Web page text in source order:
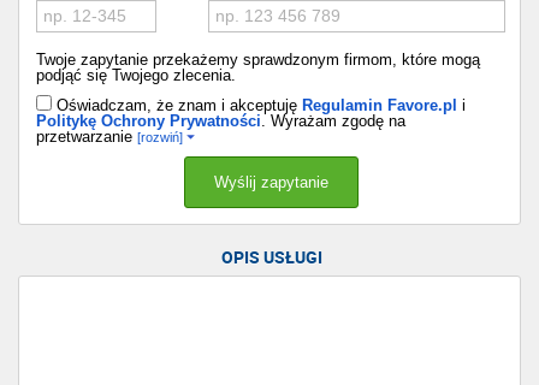
Twoje zapytanie przekażemy sprawdzonym firmom, które mogą
podjąć się Twojego zlecenia.
Oświadczam, że znam i akceptuję Regulamin Favore.pl i
Politykę Ochrony Prywatności . Wyrażam zgodę na
przetwarzanie [rozwiń]
OPIS USŁUGI